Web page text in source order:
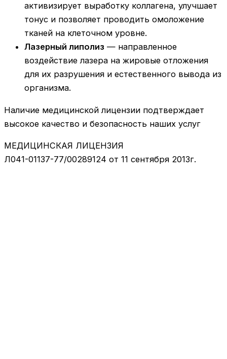
активизирует выработку коллагена, улучшает
тонус и позволяет проводить омоложение
тканей на клеточном уровне.
Лазерный липолиз — направленное
воздействие лазера на жировые отложения
для их разрушения и естественного вывода из
организма.​
Наличие медицинской лицензии подтверждает
высокое качество и безопасность наших услуг
МЕДИЦИНСКАЯ ЛИЦЕНЗИЯ
Л041-01137-77/00289124 от 11 сентября 2013г.